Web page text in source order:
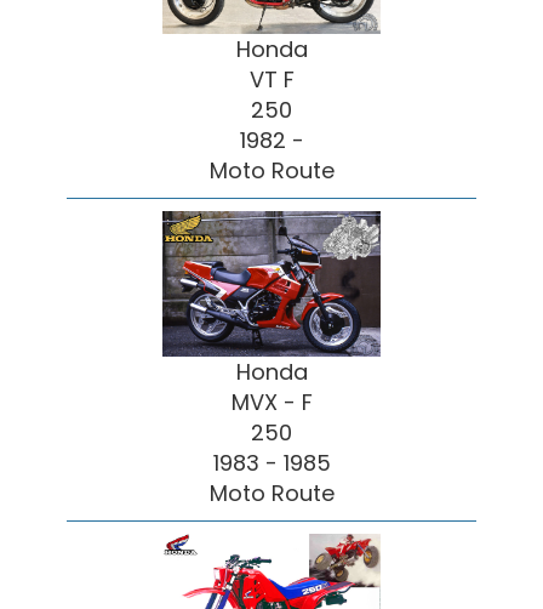
Honda
VT F
250
1982 -
Moto Route
Honda
MVX - F
250
1983 - 1985
Moto Route